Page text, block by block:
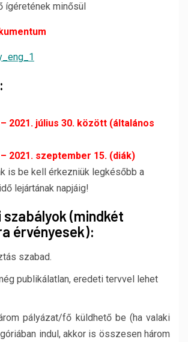
ígéretének minősül
2021. július 30. között (általános
2021. szeptember 15. (diák)
is be kell érkezniük legkésőbb a
lejártának napjáig!
szabályok (mindkét
érvényesek):
szabad.
publikálatlan, eredeti tervvel lehet
pályázat/fő küldhető be (ha valaki
indul, akkor is összesen három